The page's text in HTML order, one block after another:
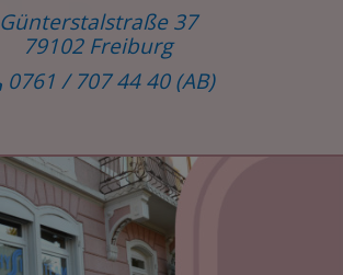
Günterstalstraße 37
79102 Freiburg
0761 / 707 44 40(AB)